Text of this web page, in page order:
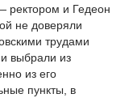
ректором и Гедеон
не доверяли
трудами
выбрали из
из его
пункты, в